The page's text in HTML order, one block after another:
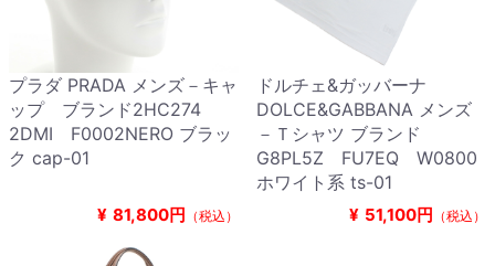
プラダ PRADA メンズ－キャ
ップ ブランド2HC274
2DMI F0002NERO ブラッ
ク cap-01
¥ 81,800円 （税込）
ドルチェ&ガッバーナ
DOLCE&GABBANA メンズ
－Ｔシャツ ブランド
G8PL5Z FU7EQ W0800
ホワイト系 ts-01
¥ 51,100円 （税込）